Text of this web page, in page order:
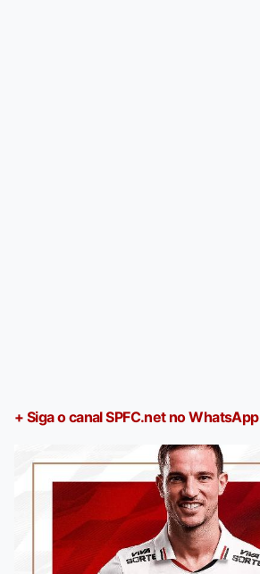
+ Siga o canal SPFC.net no WhatsApp